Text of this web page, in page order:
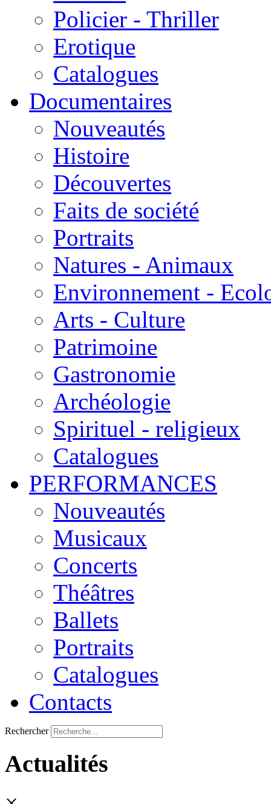
Policier - Thriller
Erotique
Catalogues
Documentaires
Nouveautés
Histoire
Découvertes
Faits de société
Portraits
Natures - Animaux
Environnement -
Arts - Culture
Patrimoine
Gastronomie
Archéologie
Spirituel - religieux
Catalogues
PERFORMANCES
Nouveautés
Musicaux
Concerts
Théâtres
Ballets
Portraits
Catalogues
Contacts
Rechercher
Actualités